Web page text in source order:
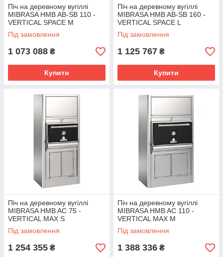
Піч на деревному вугіллі
MIBRASA HMB AB-SB 110 -
VERTICAL SPACE M
Під замовлення
1 073 088 ₴
Купити
Піч на деревному вугіллі
MIBRASA HMB AB-SB 160 -
VERTICAL SPACE L
Під замовлення
1 125 767 ₴
Купити
Піч на деревному вугіллі
MIBRASA HMB AC 75 -
VERTICAL MAX S
Під замовлення
1 254 355 ₴
Піч на деревному вугіллі
MIBRASA HMB AC 110 -
VERTICAL MAX M
Під замовлення
1 388 336 ₴